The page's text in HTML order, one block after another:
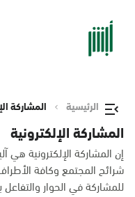
الرئيسية المشاركة
المشاركة الإلكترونية
إن المشاركة الإلكترونية هي
شرائح المجتمع وكافة
للمشاركة في الحوار